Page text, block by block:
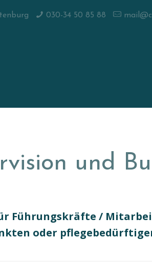
030-34 50 85 88
und
Führungskräfte /
oder